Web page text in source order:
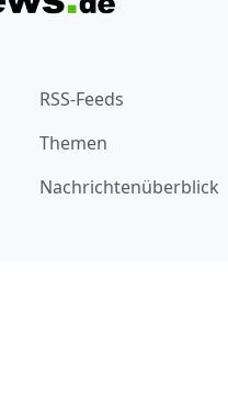
RSS-Feeds
Themen
Nachrichtenüberblick